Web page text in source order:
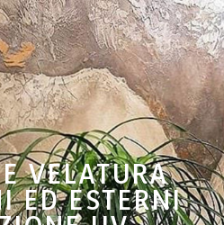
VELATURA
ED ESTERNI